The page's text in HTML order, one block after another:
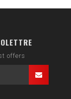
offers